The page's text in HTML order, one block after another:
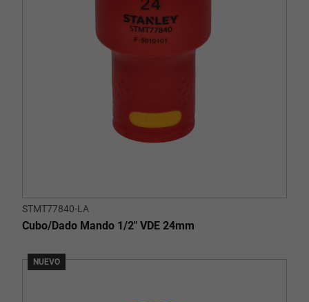
STMT77840-LA
Cubo/Dado Mando 1/2" VDE 24mm
NUEVO